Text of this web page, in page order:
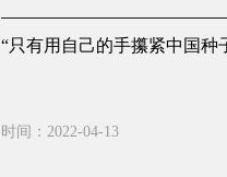
“只有用自己的手攥紧中国种
时间：2022-04-13